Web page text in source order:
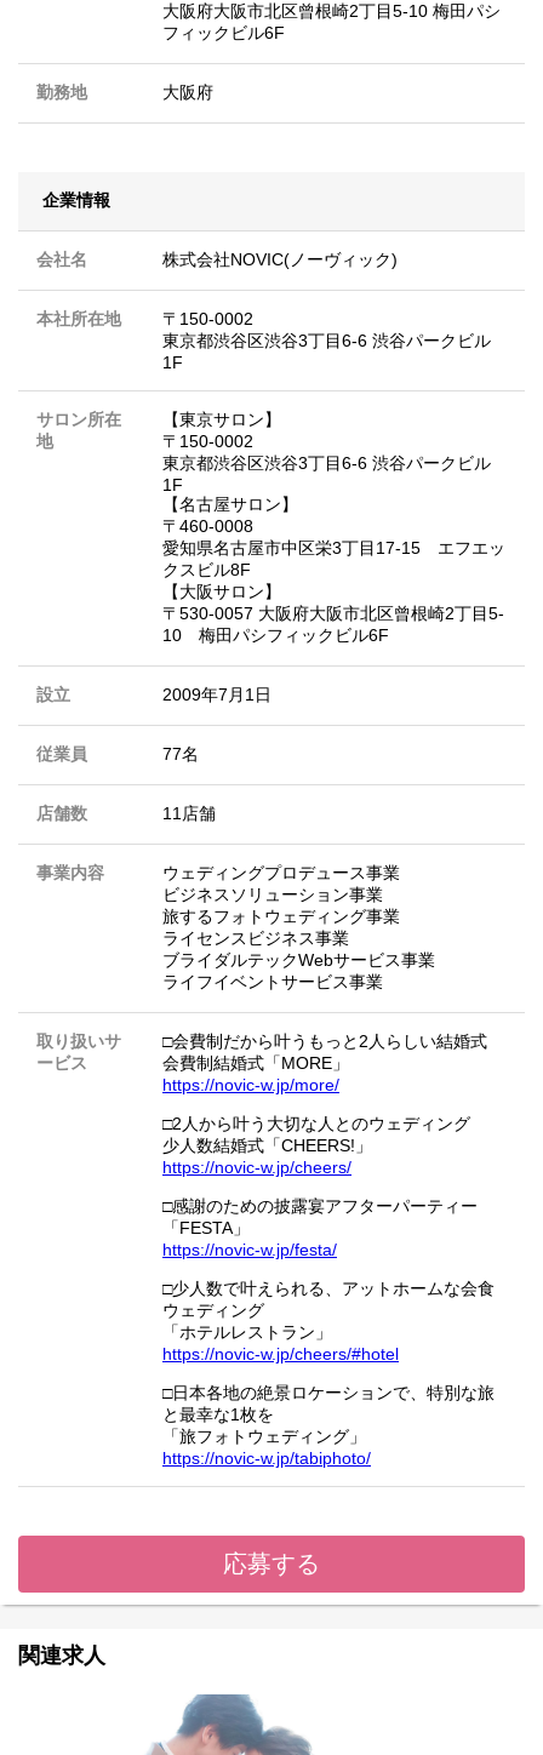
大阪府大阪市北区曾根崎2丁目5-10 梅田パシ
フィックビル6F
勤務地 大阪府
企業情報
会社名 株式会社NOVIC(ノーヴィック)
本社所在地
〒150-0002
東京都渋谷区渋谷3丁目6-6 渋谷パークビル
1F
サロン所在
地
【東京サロン】
〒150-0002
東京都渋谷区渋谷3丁目6-6 渋谷パークビル
1F
【名古屋サロン】
〒460-0008
愛知県名古屋市中区栄3丁目17-15 エフエッ
クスビル8F
【大阪サロン】
〒530-0057 大阪府大阪市北区曾根崎2丁目5-
10 梅田パシフィックビル6F
設立 2009年7月1日
従業員 77名
店舗数 11店舗
事業内容
ウェディングプロデュース事業
ビジネスソリューション事業
旅するフォトウェディング事業
ライセンスビジネス事業
ブライダルテックWebサービス事業
ライフイベントサービス事業
取り扱いサ
ービス
□会費制だから叶うもっと2人らしい結婚式
会費制結婚式「MORE」
https://novic-w.jp/more/
□2人から叶う大切な人とのウェディング
少人数結婚式「CHEERS!」
https://novic-w.jp/cheers/
□感謝のための披露宴アフターパーティー
「FESTA」
https://novic-w.jp/festa/
□少人数で叶えられる、アットホームな会食
ウェディング
「ホテルレストラン」
https://novic-w.jp/cheers/#hotel
□日本各地の絶景ロケーションで、特別な旅
と最幸な1枚を
「旅フォトウェディング」
https://novic-w.jp/tabiphoto/
応募する
関連求人